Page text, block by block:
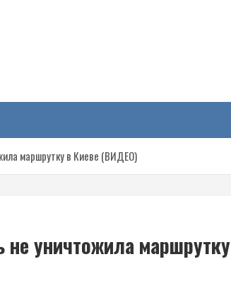
маршрутку в Киеве (ВИДЕО)
не уничтожила маршрутку